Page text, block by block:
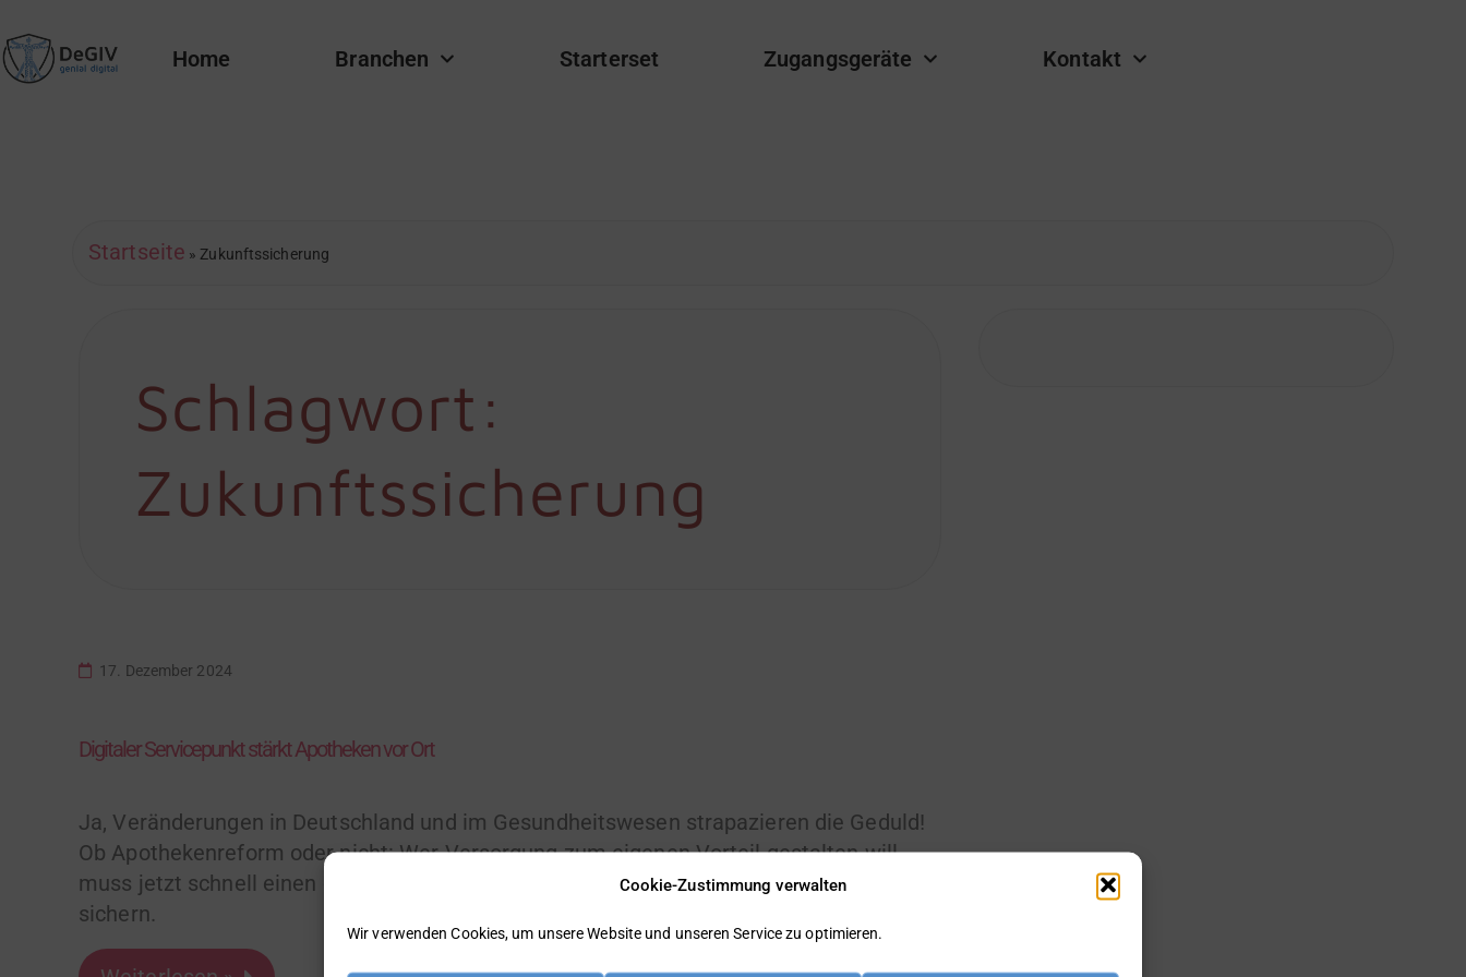
Cookie-Zustimmung verwalten
Wir verwenden Cookies, um unsere Website und unseren Service zu optimieren.
Home Branchen Starterset Zugangsgeräte Kontakt
Startseite » Zukunftssicherung
Schlagwort:
Zukunftssicherung
17. Dezember 2024
Digitaler Servicepunkt stärkt Apotheken vor Ort
Ja, Veränderungen in Deutschland und im Gesundheitswesen strapazieren die Geduld!
Ob Apothekenreform oder nicht: Wer Versorgung zum eigenen Vorteil gestalten will,
muss jetzt schnell einen der letzten kostenfreien Digitalen Servicepunkte der DeGIV
sichern.